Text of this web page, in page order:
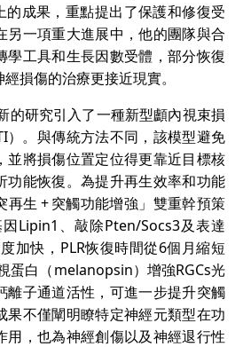
成果，重點提出了保護和修復受
另一項重大進展中，他的團隊與合
學工具和生長因數受體，部分恢復
損傷的治療更接近現實。
的研究引入了一種新型顱內視束損
）。與傳統方法不同，該模型避免
並將損傷位置定位得更靠近目標核
功能恢復。為提升再生效率和功能
再生 + 突觸功能增強」雙重幹預策
Lipin1、敲除Pten/Socs3及表達
加快，PLR恢復時間從6個月縮短
蛋白（melanopsin）增強RGCs光
離子通道活性，可進一步提升突觸
果不僅闡明瞭特定神經元類型在功
用，也為神經創傷以及神經退行性